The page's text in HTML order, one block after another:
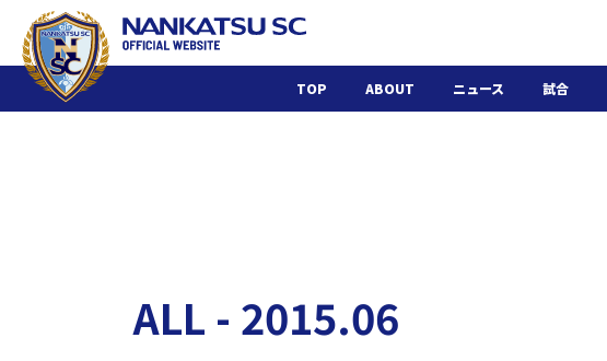
TOP ABOUT ニュース 試合
ALL - 2015.06